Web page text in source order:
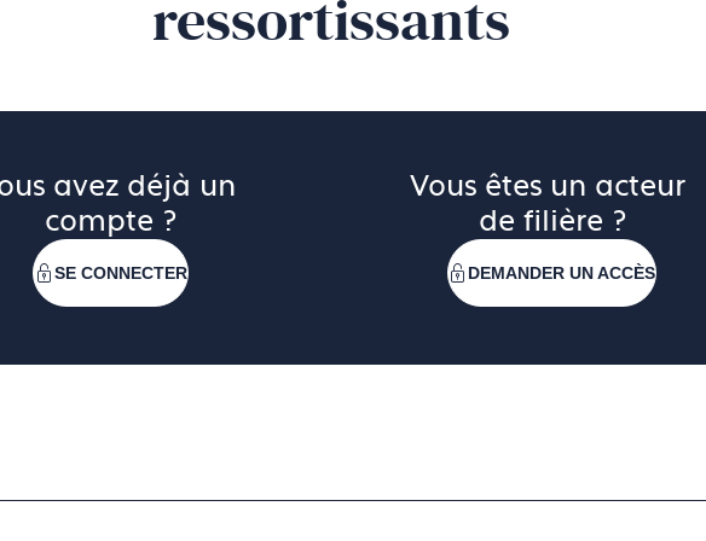
ressortissants
avez déjà un
compte ?
SE CONNECTER
Vous êtes un acteur
de filière ?
DEMANDER UN ACCÈS